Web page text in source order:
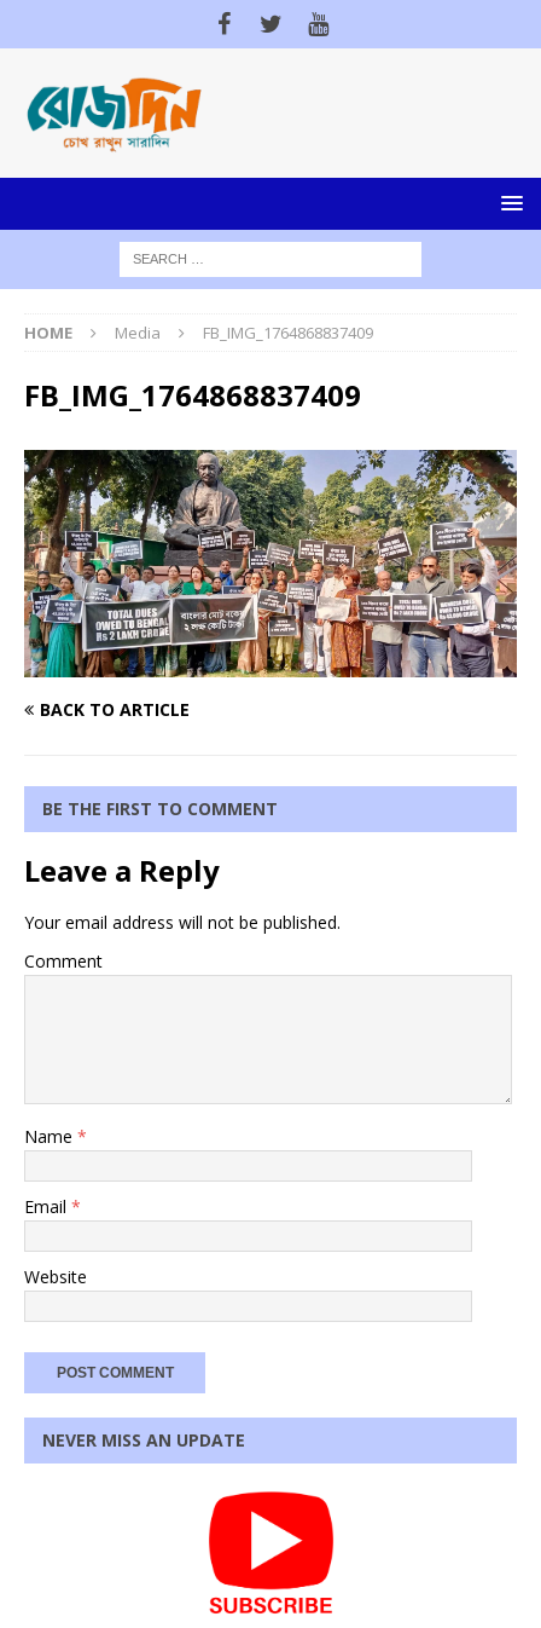
HOME Media FB_IMG_1764868837409
FB_IMG_1764868837409
BACK TO ARTICLE
BE THE FIRST TO COMMENT
Leave a Reply
Your email address will not be published.
Comment
Name *
Email *
Website
NEVER MISS AN UPDATE